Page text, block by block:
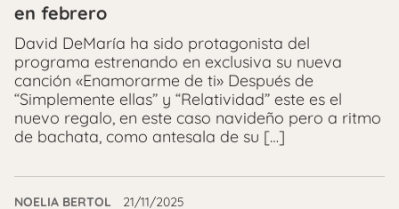
en febrero
David DeMaría ha sido protagonista del
programa estrenando en exclusiva su nueva
canción «Enamorarme de ti» Después de
“Simplemente ellas” y “Relatividad” este es el
nuevo regalo, en este caso navideño pero a ritmo
de bachata, como antesala de su […]
NOELIA BERTOL 21/11/2025